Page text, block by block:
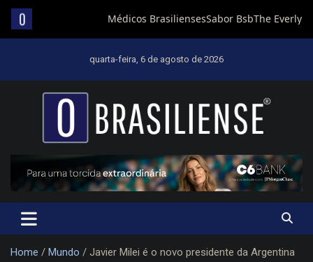
quarta-feira, 6 de agosto de 2026
Um diário de notícias que trabalha por Brasília
Home Mundo Javier Milei é o novo presidente da Argentina